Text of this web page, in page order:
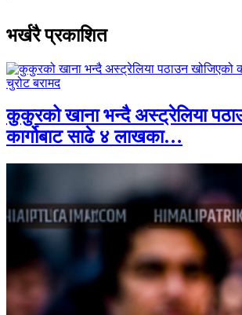
भर्खरै प्रकाशित
कुकुरको खाना भन्दै अस्ट्रेलिया
कार्गोबाट साढे ४ लाखका…